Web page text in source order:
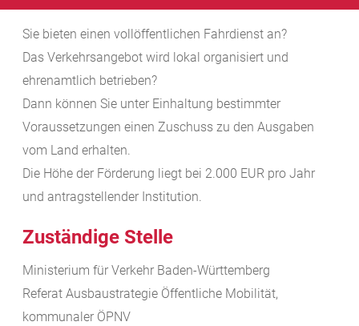
Sie bieten einen vollöffentlichen Fahrdienst an?
Das Verkehrsangebot wird lokal organisiert und
ehrenamtlich betrieben?
Dann können Sie unter Einhaltung bestimmter
Voraussetzungen einen Zuschuss zu den Ausgaben
vom Land erhalten.
Die Höhe der Förderung liegt bei 2.000 EUR pro Jahr
und antragstellender Institution.
Zuständige Stelle
Ministerium für Verkehr Baden-Württemberg
Referat Ausbaustrategie Öffentliche Mobilität,
kommunaler ÖPNV